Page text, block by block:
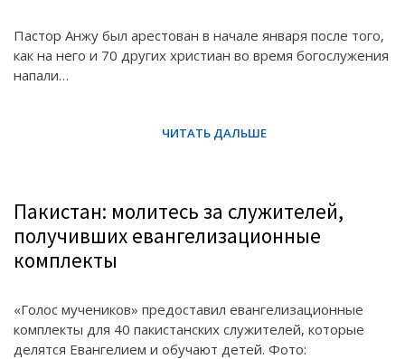
Пастор Анжу был арестован в начале января после того,
как на него и 70 других христиан во время богослужения
напали…
Пакистан: молитесь за служителей,
получивших евангелизационные
комплекты
«Голос мучеников» предоставил евангелизационные
комплекты для 40 пакистанских служителей, которые
делятся Евангелием и обучают детей. Фото: